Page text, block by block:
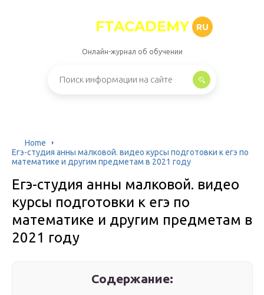
FTACADEMY RU
Онлайн-журнал об обучении
Home
Егэ-студия анны малковой. видео курсы подготовки к егэ по
математике и другим предметам в 2021 году
Егэ-студия анны малковой. видео
курсы подготовки к егэ по
математике и другим предметам в
2021 году
Содержание: